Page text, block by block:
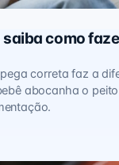
como
correta faz a
abocanha o